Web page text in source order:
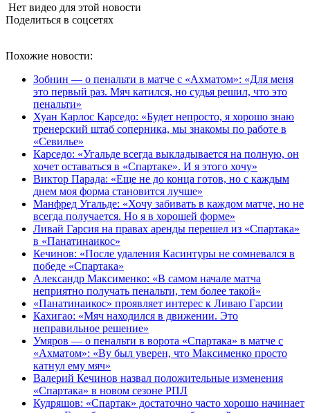
Нет видео для этой новости
Поделиться в соцсетях
Похожие новости:
Зобнин — о пенальти в матче с «Ахматом»: «Для меня
это первый раз. Мяч катился, но судья решил, что это
пенальти»
Хуан Карлос Карседо: «Будет непросто, я хорошо знаю
тренерский штаб соперника, мы знакомы по работе в
«Севилье»
Карседо: «Угальде всегда выкладывается на полную, он
хочет оставаться в «Спартаке». И я этого хочу»
Виктор Парада: «Еще не до конца готов, но с каждым
днем моя форма становится лучше»
Манфред Угальде: «Хочу забивать в каждом матче, но не
всегда получается. Но я в хорошей форме»
Ливай Гарсия на правах аренды перешел из «Спартака»
в «Панатинаикос»
Кечинов: «После удаления Касинтуры не сомневался в
победе «Спартака»
Александр Максименко: «В самом начале матча
неприятно получать пенальти, тем более такой»
«Панатинаикос» проявляет интерес к Ливаю Гарсии
Кахигао: «Мяч находился в движении. Это
неправильное решение»
Умяров — о пенальти в ворота «Спартака» в матче с
«Ахматом»: «Ву был уверен, что Максименко просто
катнул ему мяч»
Валерий Кечинов назвал положительные изменения
«Спартака» в новом сезоне РПЛ
Кудряшов: «Спартак» достаточно часто хорошо начинает